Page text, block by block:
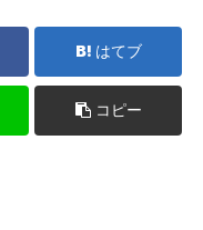
はてブ
コピー